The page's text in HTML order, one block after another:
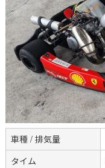
車種 / 排気量
タイム